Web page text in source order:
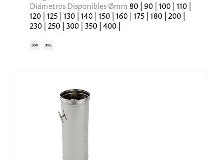
Diámetros Disponibles Ømm 80 | 90 | 100 | 110 |
120 | 125 | 130 | 140 | 150 | 160 | 175 | 180 | 200 |
230 | 250 | 300 | 350 | 400 |